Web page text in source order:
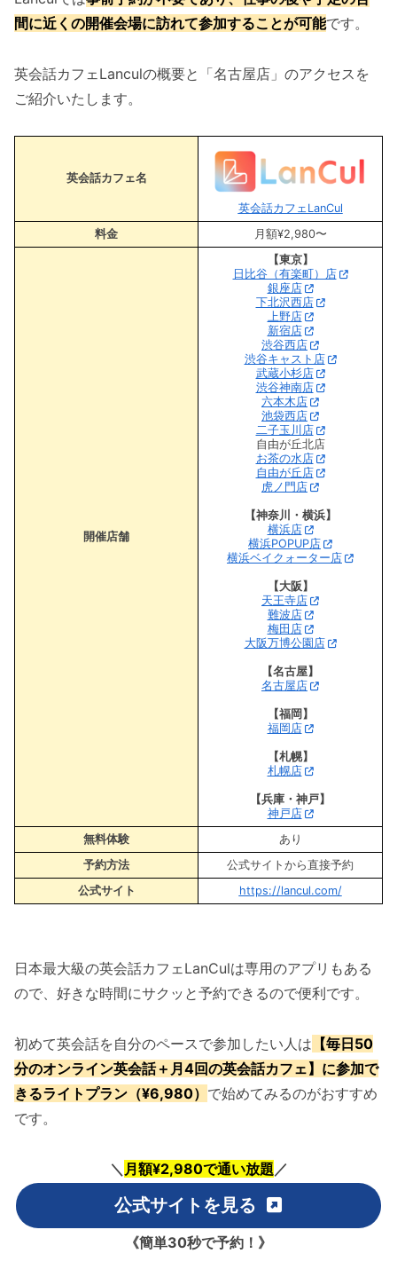
間に近くの開催会場に訪れて参加することが可能です。
英会話カフェLanculの概要と「名古屋店」のアクセスを
ご紹介いたします。
英会話カフェ名
英会話カフェLanCul
料金
月額¥2,980〜
開催店舗
【東京】
日比谷（有楽町）店
銀座店
下北沢西店
上野店
新宿店
渋谷西店
渋谷キャスト店
武蔵小杉店
渋谷神南店
六本木店
池袋西店
二子玉川店
自由が丘北店
お茶の水店
自由が丘店
虎ノ門店
【神奈川・横浜】
横浜店
横浜POPUP店
横浜ベイクォーター店
【大阪】
天王寺店
難波店
梅田店
大阪万博公園店
【名古屋】
名古屋店
【福岡】
福岡店
【札幌】
札幌店
【兵庫・神戸】
神戸店
無料体験
あり
予約方法
公式サイトから直接予約
公式サイト
https://lancul.com/
日本最大級の英会話カフェLanCulは専用のアプリもある
ので、好きな時間にサクッと予約できるので便利です。
初めて英会話を自分のペースで参加したい人は 【毎日50
分のオンライン英会話＋月4回の英会話カフェ】に参加で
きるライトプラン（¥6,980） で始めてみるのがおすすめ
です。
＼ 月額¥2,980で通い放題 ／
公式サイトを見る
《簡単30秒で予約！》